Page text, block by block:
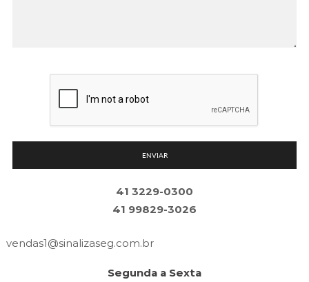
ENVIAR
41 3229-0300
41 99829-3026
vendas1@sinalizaseg.com.br
Segunda a Sexta